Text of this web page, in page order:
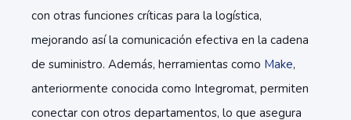
con otras funciones críticas para la logística,
mejorando así la comunicación efectiva en la cadena
de suministro. Además, herramientas como Make,
anteriormente conocida como Integromat, permiten
conectar con otros departamentos, lo que asegura